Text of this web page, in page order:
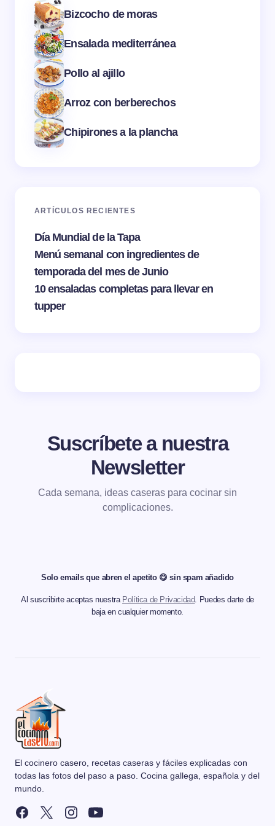
Bizcocho de moras
Ensalada mediterránea
Pollo al ajillo
Arroz con berberechos
Chipirones a la plancha
ARTÍCULOS RECIENTES
Día Mundial de la Tapa
Menú semanal con ingredientes de
temporada del mes de Junio
10 ensaladas completas para llevar en
tupper
Suscríbete a nuestra
Newsletter
Cada semana, ideas caseras para cocinar sin
complicaciones.
Solo emails que abren el apetito 😋 sin spam añadido
Al suscribirte aceptas nuestra Política de Privacidad. Puedes darte de
baja en cualquier momento.
El cocinero casero, recetas caseras y fáciles explicadas con
todas las fotos del paso a paso. Cocina gallega, española y del
mundo.